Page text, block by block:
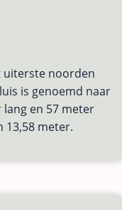
uiterste noorden
is genoemd naar
lang en 57 meter
13,58 meter.